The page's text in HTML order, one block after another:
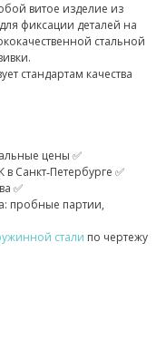
витое изделие из
фиксации деталей на
стальной
стандартам качества
цены ✅
Санкт‑Петербурге ✅
✅
пробные партии,
стали по чертежу